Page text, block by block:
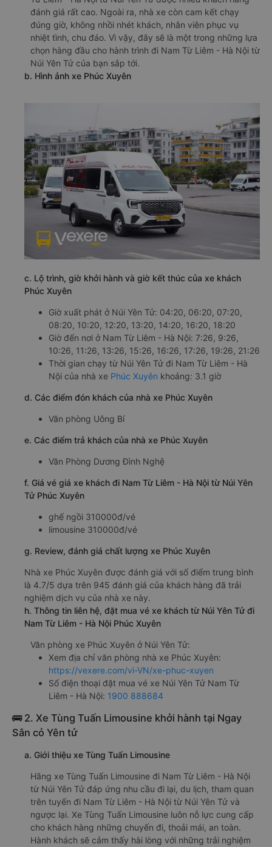
đánh giá rất cao. Ngoài ra, nhà xe còn cam kết chạy
đúng giờ, không nhồi nhét khách, nhân viên phục vụ
nhiệt tình, chu đáo. Vì vậy, đây sẽ là một trong những lựa
chọn hàng đầu cho hành trình đi Nam Từ Liêm - Hà Nội từ
Núi Yên Tử của bạn sắp tới.
b. Hình ảnh xe Phúc Xuyên
c. Lộ trình, giờ khởi hành và giờ kết thúc của xe khách
Phúc Xuyên
Giờ xuất phát ở Núi Yên Tử: 04:20, 06:20, 07:20,
08:20, 10:20, 12:20, 13:20, 14:20, 16:20, 18:20
Giờ đến nơi ở Nam Từ Liêm - Hà Nội: 7:26, 9:26,
10:26, 11:26, 13:26, 15:26, 16:26, 17:26, 19:26, 21:26
Thời gian chạy từ Núi Yên Tử đi Nam Từ Liêm - Hà
Nội của nhà xe Phúc Xuyên khoảng: 3.1 giờ
d. Các điểm đón khách của nhà xe Phúc Xuyên
Văn phòng Uông Bí
e. Các điểm trả khách của nhà xe Phúc Xuyên
Văn Phòng Dương Đình Nghệ
f. Giá vé giá xe khách đi Nam Từ Liêm - Hà Nội từ Núi Yên
Tử Phúc Xuyên
ghế ngồi 310000đ/vé
limousine 310000đ/vé
g. Review, đánh giá chất lượng xe Phúc Xuyên
Nhà xe Phúc Xuyên được đánh giá với số điểm trung bình
là 4.7/5 dựa trên 945 đánh giá của khách hàng đã trải
nghiệm dịch vụ của nhà xe này.
h. Thông tin liên hệ, đặt mua vé xe khách từ Núi Yên Tử đi
Nam Từ Liêm - Hà Nội Phúc Xuyên
Văn phòng xe Phúc Xuyên ở Núi Yên Tử:
Xem địa chỉ văn phòng nhà xe Phúc Xuyên:
https://vexere.com/vi-VN/xe-phuc-xuyen
Số điện thoại đặt mua vé xe Núi Yên Tử Nam Từ
Liêm - Hà Nội: 1900 888684
🚌 2. Xe Tùng Tuấn Limousine khởi hành tại Ngay
Sân cỏ Yên tử
a. Giới thiệu xe Tùng Tuấn Limousine
Hãng xe Tùng Tuấn Limousine đi Nam Từ Liêm - Hà Nội
từ Núi Yên Tử đáp ứng nhu cầu đi lại, du lịch, tham quan
trên tuyến đi Nam Từ Liêm - Hà Nội từ Núi Yên Tử và
ngược lại. Xe Tùng Tuấn Limousine luôn nỗ lực cung cấp
cho khách hàng những chuyến đi, thoải mái, an toàn.
Hành khách sẽ cảm thấy hài lòng với những trải nghiệm